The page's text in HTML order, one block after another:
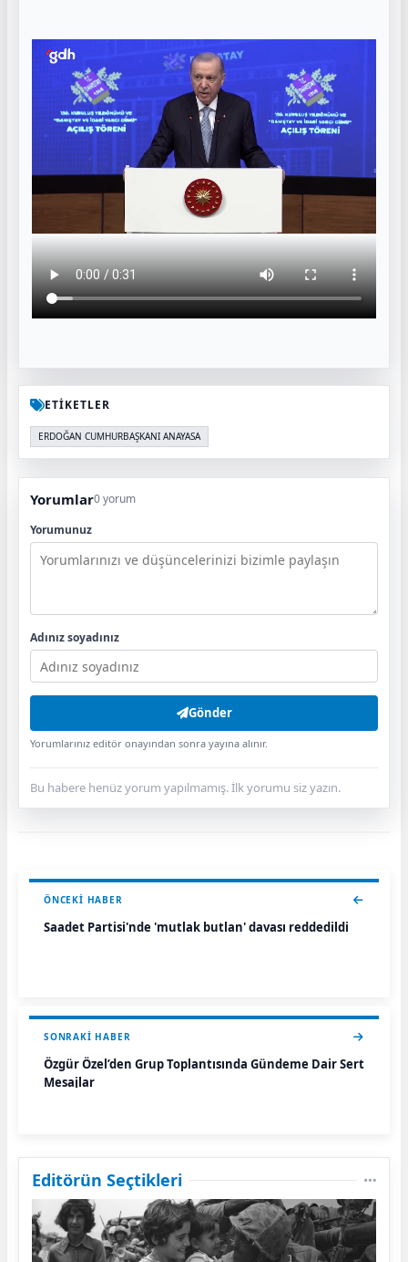
ETİKETLER
ERDOĞAN CUMHURBAŞKANI ANAYASA
Yorumlar0 yorum
Yorumunuz
Adınız soyadınız
Gönder
Yorumlarınız editör onayından sonra yayına alınır.
Bu habere henüz yorum yapılmamış. İlk yorumu siz yazın.
ÖNCEKI HABER
Saadet Partisi'nde 'mutlak butlan' davası reddedildi
SONRAKI HABER
Özgür Özel’den Grup Toplantısında Gündeme Dair Sert
Mesajlar
Editörün Seçtikleri